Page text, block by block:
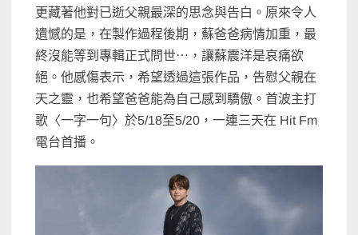
更藏著他對已逝父親最深的思念與告白。原來令人
遺憾的是，在製作過程後期，蘇爸爸病情加重，最
終沒能等到專輯正式問世⋯，讓蘇震洋是哀痛欲
絕。他感傷表示，希望透過這張作品，告慰父親在
天之靈，也希望爸爸能為自己感到驕傲。首波主打
歌〈一字一句〉於5/18至5/20，一連三天在 Hit Fm
電台首播。